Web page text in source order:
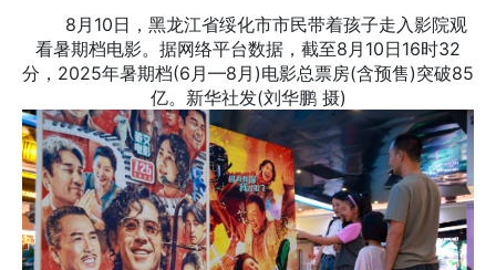
8月10日，黑龙江省绥化市市民带着孩子走入影院观
看暑期档电影。据网络平台数据，截至8月10日16时32
分，2025年暑期档(6月—8月)电影总票房(含预售)突破85
亿。新华社发(刘华鹏 摄)